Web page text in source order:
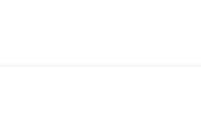
sans complications.